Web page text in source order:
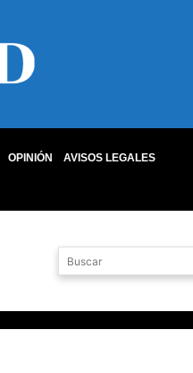
OPINIÓN
AVISOS LEGALES